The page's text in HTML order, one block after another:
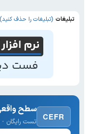
تبلیغات (تبلیغات را حذف کنید)
CEFR
سطح
تست رایگان · ۳۰ سوال · نتیجه فوری